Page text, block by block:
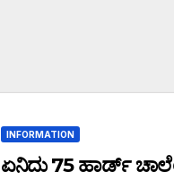
INFORMATION
ಏನಿದು 75 ಹಾರ್ಡ್